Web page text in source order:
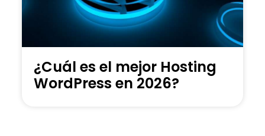
¿Cuál es el mejor Hosting
WordPress en 2026?